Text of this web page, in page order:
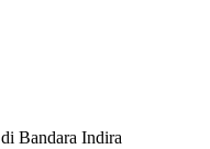
Bandara Indira